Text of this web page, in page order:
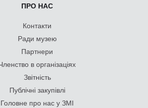
ПРО НАС
Контакти
Ради музею
Партнери
в організаціях
Звітність
Публічні закупівлі
Головне про нас у ЗМІ